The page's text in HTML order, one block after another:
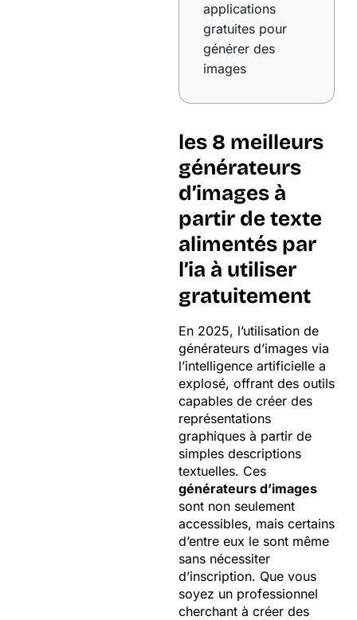
applications
gratuites pour
générer des
images
les 8 meilleurs
générateurs
d’images à
partir de texte
alimentés par
l’ia à utiliser
gratuitement
En 2025, l’utilisation de
générateurs d’images via
l’intelligence artificielle a
explosé, offrant des outils
capables de créer des
représentations
graphiques à partir de
simples descriptions
textuelles. Ces
générateurs d’images
sont non seulement
accessibles, mais certains
d’entre eux le sont même
sans nécessiter
d’inscription. Que vous
soyez un professionnel
cherchant à créer des